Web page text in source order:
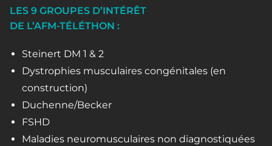
LES 9 GROUPES D’INTÉRÊT
DE L’AFM-TÉLÉTHON :
Steinert DM 1 & 2
Dystrophies musculaires congénitales (en
construction)
Duchenne/Becker
FSHD
Maladies neuromusculaires non diagnostiquées